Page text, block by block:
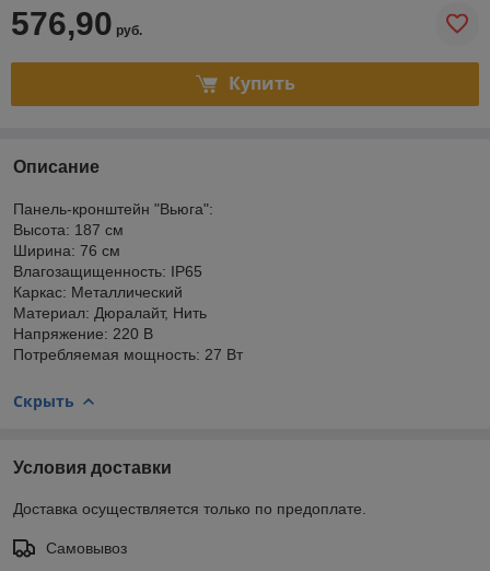
576,90 руб.
Купить
Описание
Панель-кронштейн "Вьюга":
Высота: 187 см
Ширина: 76 см
Влагозащищенность: IP65
Каркас: Металлический
Материал: Дюралайт, Нить
Напряжение: 220 В
Потребляемая мощность: 27 Вт
Скрыть
Условия доставки
Доставка осуществляется только по предоплате.
Самовывоз